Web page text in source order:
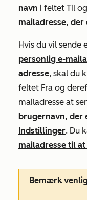
navn i feltet Til
mailadresse,
Hvis du vil sende
personlig e-
adresse, skal du
feltet Fra og
mailadresse at
brugernavn, der
Indstillinger. Du
mailadresse til
Bemærk